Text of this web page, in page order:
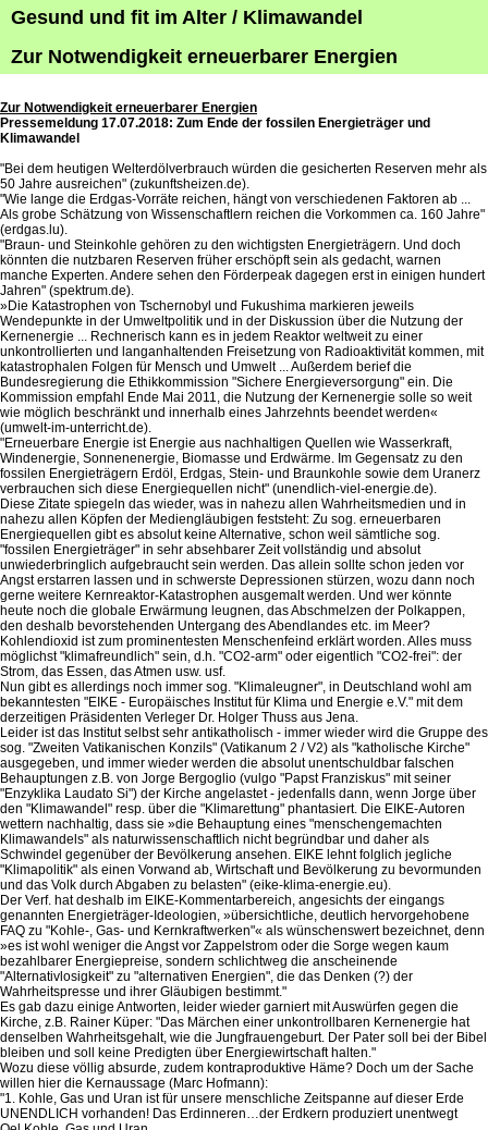
Gesund und fit im Alter / Klimawandel
Zur Notwendigkeit erneuerbarer Energien
Zur Notwendigkeit erneuerbarer Energien
Pressemeldung 17.07.2018: Zum Ende der fossilen Energieträger und
Klimawandel
"Bei dem heutigen Welterdölverbrauch würden die gesicherten Reserven mehr als
50 Jahre ausreichen" (zukunftsheizen.de).
"Wie lange die Erdgas-Vorräte reichen, hängt von verschiedenen Faktoren ab ...
Als grobe Schätzung von Wissenschaftlern reichen die Vorkommen ca. 160 Jahre"
(erdgas.lu).
"Braun- und Steinkohle gehören zu den wichtigsten Energieträgern. Und doch
könnten die nutzbaren Reserven früher erschöpft sein als gedacht, warnen
manche Experten. Andere sehen den Förderpeak dagegen erst in einigen hundert
Jahren" (spektrum.de).
»Die Katastrophen von Tschernobyl und Fukushima markieren jeweils
Wendepunkte in der Umweltpolitik und in der Diskussion über die Nutzung der
Kernenergie ... Rechnerisch kann es in jedem Reaktor weltweit zu einer
unkontrollierten und langanhaltenden Freisetzung von Radioaktivität kommen, mit
katastrophalen Folgen für Mensch und Umwelt ... Außerdem berief die
Bundesregierung die Ethikkommission "Sichere Energieversorgung" ein. Die
Kommission empfahl Ende Mai 2011, die Nutzung der Kernenergie solle so weit
wie möglich beschränkt und innerhalb eines Jahrzehnts beendet werden«
(umwelt-im-unterricht.de).
"Erneuerbare Energie ist Energie aus nachhaltigen Quellen wie Wasserkraft,
Windenergie, Sonnenenergie, Biomasse und Erdwärme. Im Gegensatz zu den
fossilen Energieträgern Erdöl, Erdgas, Stein- und Braunkohle sowie dem Uranerz
verbrauchen sich diese Energiequellen nicht" (unendlich-viel-energie.de).
Diese Zitate spiegeln das wieder, was in nahezu allen Wahrheitsmedien und in
nahezu allen Köpfen der Mediengläubigen feststeht: Zu sog. erneuerbaren
Energiequellen gibt es absolut keine Alternative, schon weil sämtliche sog.
"fossilen Energieträger" in sehr absehbarer Zeit vollständig und absolut
unwiederbringlich aufgebraucht sein werden. Das allein sollte schon jeden vor
Angst erstarren lassen und in schwerste Depressionen stürzen, wozu dann noch
gerne weitere Kernreaktor-Katastrophen ausgemalt werden. Und wer könnte
heute noch die globale Erwärmung leugnen, das Abschmelzen der Polkappen,
den deshalb bevorstehenden Untergang des Abendlandes etc. im Meer?
Kohlendioxid ist zum prominentesten Menschenfeind erklärt worden. Alles muss
möglichst "klimafreundlich" sein, d.h. "CO2-arm" oder eigentlich "CO2-frei": der
Strom, das Essen, das Atmen usw. usf.
Nun gibt es allerdings noch immer sog. "Klimaleugner", in Deutschland wohl am
bekanntesten "EIKE - Europäisches Institut für Klima und Energie e.V." mit dem
derzeitigen Präsidenten Verleger Dr. Holger Thuss aus Jena.
Leider ist das Institut selbst sehr antikatholisch - immer wieder wird die Gruppe des
sog. "Zweiten Vatikanischen Konzils" (Vatikanum 2 / V2) als "katholische Kirche"
ausgegeben, und immer wieder werden die absolut unentschuldbar falschen
Behauptungen z.B. von Jorge Bergoglio (vulgo "Papst Franziskus" mit seiner
"Enzyklika Laudato Si") der Kirche angelastet - jedenfalls dann, wenn Jorge über
den "Klimawandel" resp. über die "Klimarettung" phantasiert. Die EIKE-Autoren
wettern nachhaltig, dass sie »die Behauptung eines "menschengemachten
Klimawandels" als naturwissenschaftlich nicht begründbar und daher als
Schwindel gegenüber der Bevölkerung ansehen. EIKE lehnt folglich jegliche
"Klimapolitik" als einen Vorwand ab, Wirtschaft und Bevölkerung zu bevormunden
und das Volk durch Abgaben zu belasten" (eike-klima-energie.eu).
Der Verf. hat deshalb im EIKE-Kommentarbereich, angesichts der eingangs
genannten Energieträger-Ideologien, »übersichtliche, deutlich hervorgehobene
FAQ zu "Kohle-, Gas- und Kernkraftwerken"« als wünschenswert bezeichnet, denn
»es ist wohl weniger die Angst vor Zappelstrom oder die Sorge wegen kaum
bezahlbarer Energiepreise, sondern schlichtweg die anscheinende
"Alternativlosigkeit" zu "alternativen Energien", die das Denken (?) der
Wahrheitspresse und ihrer Gläubigen bestimmt."
Es gab dazu einige Antworten, leider wieder garniert mit Auswürfen gegen die
Kirche, z.B. Rainer Küper: "Das Märchen einer unkontrollbaren Kernenergie hat
denselben Wahrheitsgehalt, wie die Jungfrauengeburt. Der Pater soll bei der Bibel
bleiben und soll keine Predigten über Energiewirtschaft halten."
Wozu diese völlig absurde, zudem kontraproduktive Häme? Doch um der Sache
willen hier die Kernaussage (Marc Hofmann):
"1. Kohle, Gas und Uran ist für unsere menschliche Zeitspanne auf dieser Erde
UNENDLICH vorhanden! Das Erdinneren…der Erdkern produziert unentwegt